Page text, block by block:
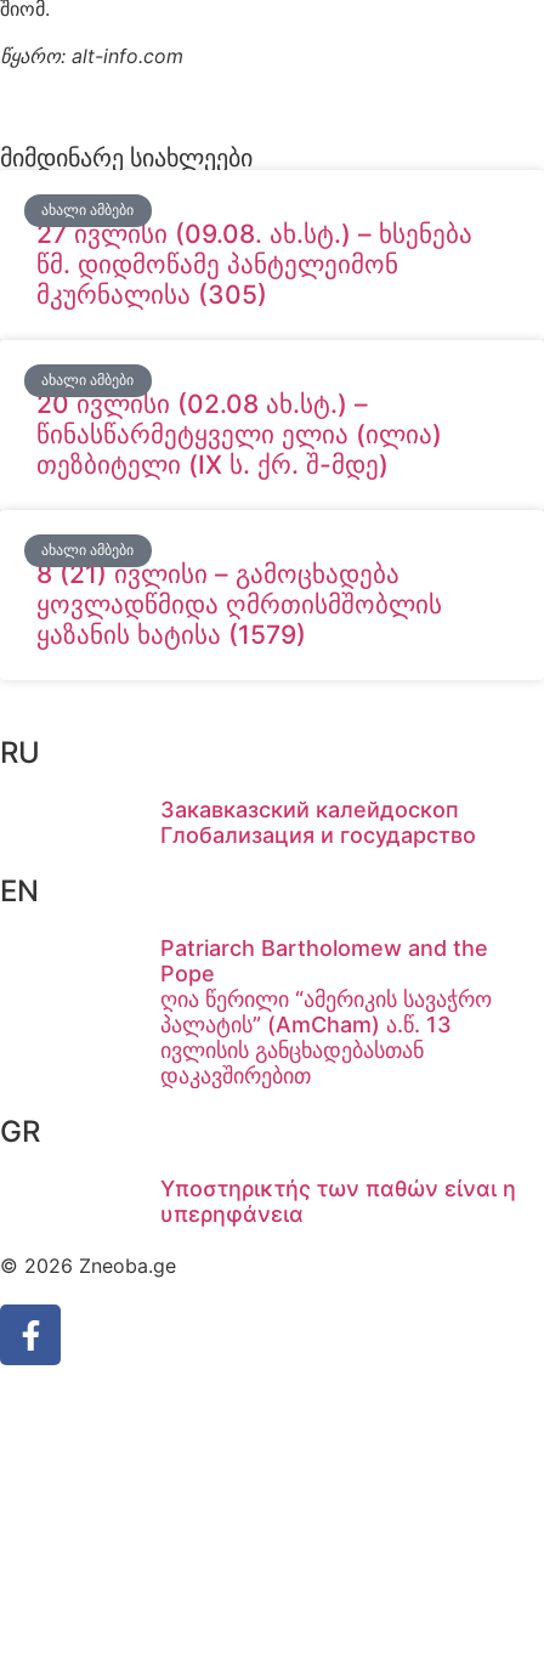
შიომ.
წყარო: alt-info.com
მიმდინარე სიახლეები
ᲐᲮᲐᲚᲘ ᲐᲛᲑᲔᲑᲘ
27 ივლისი (09.08. ახ.სტ.) – ხსენება
წმ. დიდმოწამე პანტელეიმონ
მკურნალისა (305)
ᲐᲮᲐᲚᲘ ᲐᲛᲑᲔᲑᲘ
20 ივლისი (02.08 ახ.სტ.) –
წინასწარმეტყველი ელია (ილია)
თეზბიტელი (IX ს. ქრ. შ-მდე)
ᲐᲮᲐᲚᲘ ᲐᲛᲑᲔᲑᲘ
8 (21) ივლისი – გამოცხადება
ყოვლადწმიდა ღმრთისმშობლის
ყაზანის ხატისა (1579)
RU
Закавказский калейдоскоп
Глобализация и государство
EN
Patriarch Bartholomew and the
Pope
ღია წერილი “ამერიკის სავაჭრო
პალატის” (AmCham) ა.წ. 13
ივლისის განცხადებასთან
დაკავშირებით
GR
Υποστηρικτής των παθών είναι η
υπερηφάνεια
© 2026 Zneoba.ge